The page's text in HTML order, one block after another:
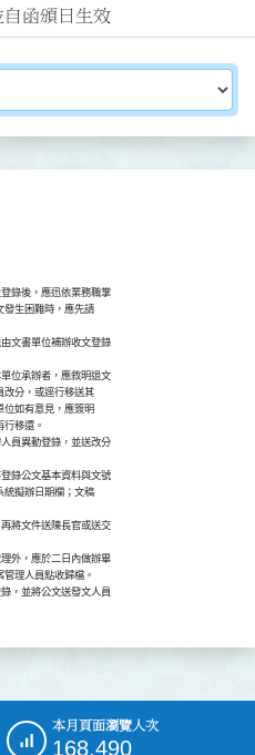
自函頒日生效
登錄後，應迅依業務職掌
發生困難時，應先請
由文書單位補辦收文登錄
單位承辦者，應敘明退文
改分，或逕行移送其
位如有意見，應簽明
行移還。
人員異動登錄，並送改分
登錄公文基本資料與文號
統擬辦日期欄；文稿
再將文件送陳長官或送交
理外，應於二日內做辦畢
管理人員點收歸檔。
錄，並將公文送發文人員
本月頁面瀏覽人次
168,490